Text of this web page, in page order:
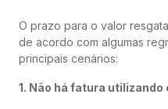
O prazo para o valor
de acordo com algumas
principais cenários:
1. Não há fatura